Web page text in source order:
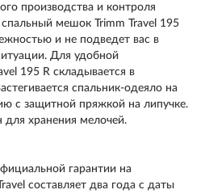
производства и контроля
спальный мешок Trimm Travel 195
и не подведет вас в
Для удобной
195 R складывается в
спальник-одеяло на
с защитной пряжкой на липучке.
для хранения мелочей.
гарантии на
составляет два года с даты